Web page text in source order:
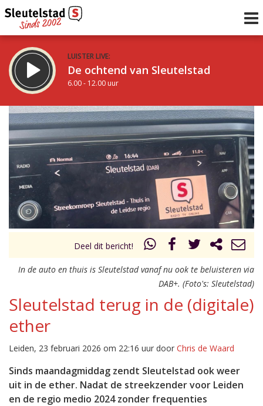
LUISTER LIVE:
De ochtend van Sleutelstad
6.00 - 12.00 uur
STRAKS:
De middag van Sleutelstad
12.00 - 18.00 uur
Vorig uur
uur 1 van 0 Volgend uur
Deel dit bericht!
In de auto en thuis is Sleutelstad vanaf nu ook te beluisteren via
DAB+. (Foto's: Sleutelstad)
Sleutelstad terug in de (digitale)
ether
Leiden, 23 februari 2026 om 22:16 uur door Chris de Waard
Sinds maandagmiddag zendt Sleutelstad ook weer
uit in de ether. Nadat de streekzender voor Leiden
en de regio medio 2024 zonder frequenties